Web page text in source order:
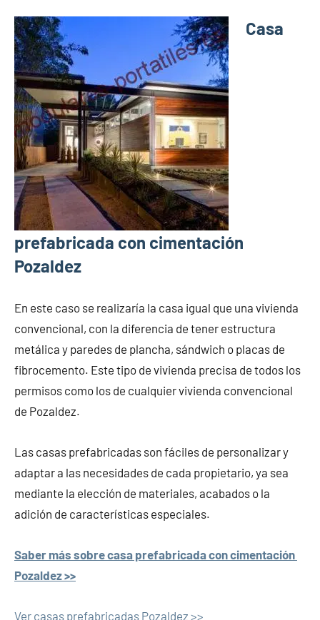
Casa
prefabricada con cimentación
Pozaldez
En este caso se realizaría la casa igual que una vivienda
convencional, con la diferencia de tener estructura
metálica y paredes de plancha, sándwich o placas de
fibrocemento. Este tipo de vivienda precisa de todos los
permisos como los de cualquier vivienda convencional
de Pozaldez.
Las casas prefabricadas son fáciles de personalizar y
adaptar a las necesidades de cada propietario, ya sea
mediante la elección de materiales, acabados o la
adición de características especiales.
Saber más sobre casa prefabricada con cimentación
Pozaldez >>
Ver casas prefabricadas Pozaldez >>